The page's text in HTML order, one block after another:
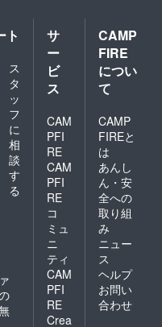
ト
ス
タ
ッ
フ
に
相
談
す
る
サ
ー
ビ
ス
CAM
PFI
RE
CAM
PFI
RE
コ
ミュ
ニ
ティ
CAM
PFI
RE
Crea
CAMP
FIRE
につい
て
CAMP
FIREと
は
あんし
ん・安
全への
取り組
み
ニュー
ス
ヘルプ
お問い
合わせ